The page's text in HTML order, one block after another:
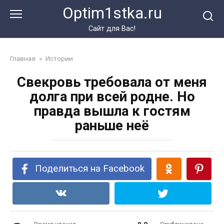
Optim1stka.ru
Сайт для Вас!
Главная » Истории
Свекровь требовала от меня
долга при всей родне. Но
правда вышла к гостям
раньше неё
Поделиться на Facebook